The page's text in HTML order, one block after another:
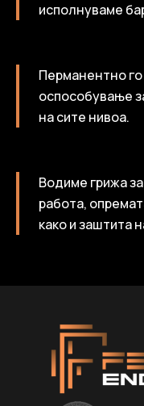
исполнуваме
Перманентно
оспособување
на сите нивоа.
Водиме грижа
работа,
како и заштита